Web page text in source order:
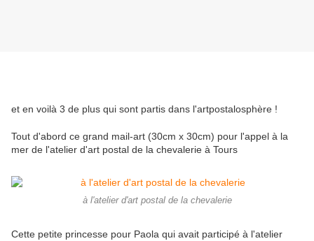
et en voilà 3 de plus qui sont partis dans l'artpostalosphère !
Tout d'abord ce grand mail-art (30cm x 30cm) pour l'appel à la
mer de l'atelier d'art postal de la chevalerie à Tours
à l'atelier d'art postal de la chevalerie
Cette petite princesse pour Paola qui avait participé à l'atelier